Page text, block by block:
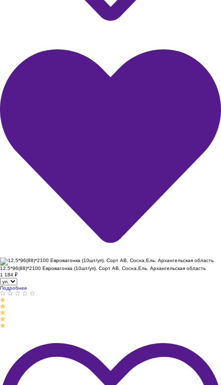
12,5*96(88)*2100 Евровагонка (10шт/уп). Сорт АВ. Сосна,Ель. Архангельская область
1 184 ₽
Подробнее